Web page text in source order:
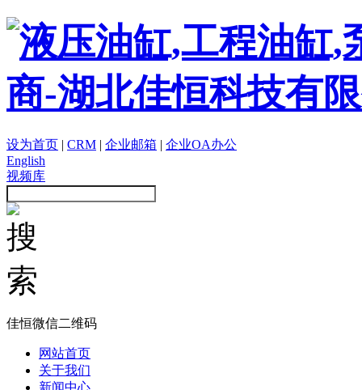
设为首页 | CRM | 企业邮箱 | 企业OA办公
English
视频库
佳恒微信二维码
网站首页
关于我们
新闻中心